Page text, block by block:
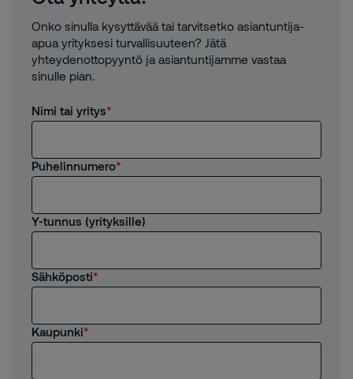
Onko sinulla kysyttävää tai tarvitsetko asiantuntija-
apua yrityksesi turvallisuuteen? Jätä
yhteydenottopyyntö ja asiantuntijamme vastaa
sinulle pian.
Nimi tai yritys
Puhelinnumero
Y-tunnus (yrityksille)
Sähköposti
Kaupunki